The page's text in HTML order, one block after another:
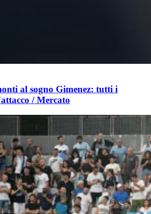
al sogno Gimenez: tutti i
/ Mercato